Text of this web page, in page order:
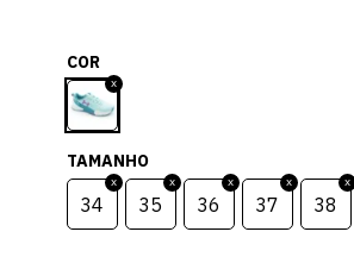
COR
TAMANHO
34 35 36 37 38